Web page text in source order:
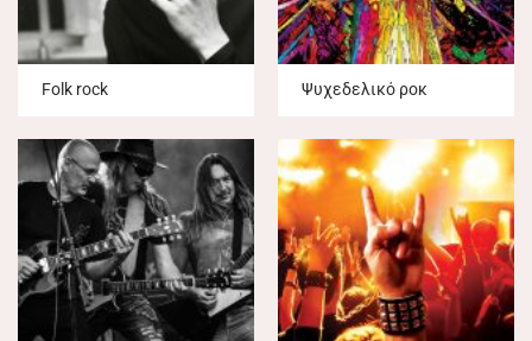
Folk rock Ψυχεδελικό ροκ